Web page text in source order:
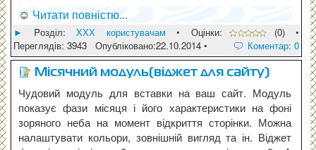
☺ Читати повністю...
► Pозділ:ХХХ користувачам • Оцінки:
(0) •
Переглядів: 3943 Опубліковано:22.10.2014 •
Коментар: 0
Місячний модуль(віджет для сайту)
Чудовий модуль для вставки на ваш сайт. Модуль
показує фази місяця і його характеристики на фоні
зоряного неба на момент відкриття сторінки. Можна
налаштувати кольори, зовнішній вигляд та ін. Віджет